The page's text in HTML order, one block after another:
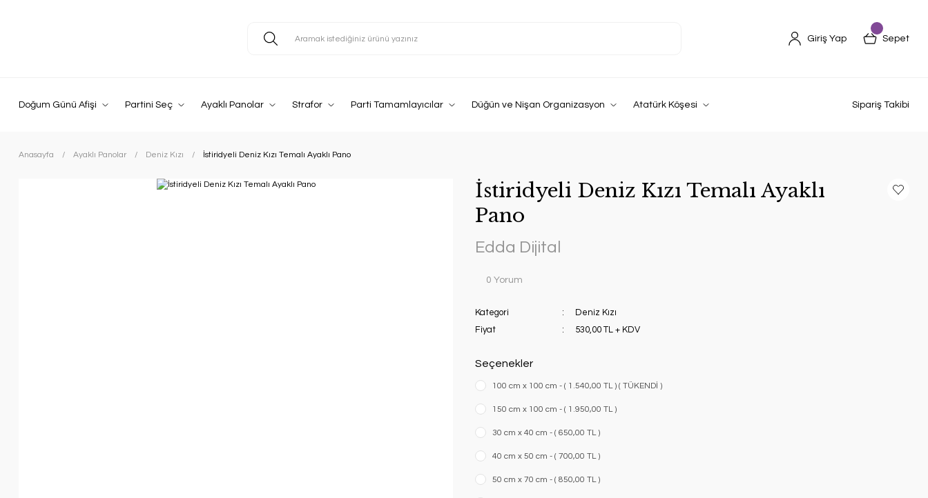
Giriş Yap Sepet
Doğum Günü Afişi Partini Seç Ayaklı Panolar Strafor Parti Tamamlayıcılar Düğün ve Nişan Organizasyon Atatürk Köşesi Sipariş Takibi
Anasayfa Ayaklı Panolar Deniz Kızı İstiridyeli Deniz Kızı Temalı Ayaklı Pano
İstiridyeli Deniz Kızı Temalı Ayaklı
Pano
Edda Dijital
0 Yorum
Kategori
Deniz Kızı
Fiyat
530,00 TL + KDV
Seçenekler
100 cm x 100 cm - ( 1.540,00 TL ) ( TÜKENDİ )
150 cm x 100 cm - ( 1.950,00 TL )
30 cm x 40 cm - ( 650,00 TL )
40 cm x 50 cm - ( 700,00 TL )
50 cm x 70 cm - ( 850,00 TL )